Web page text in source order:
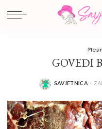
GOVEĐI
POSTED
SAVJETNICA